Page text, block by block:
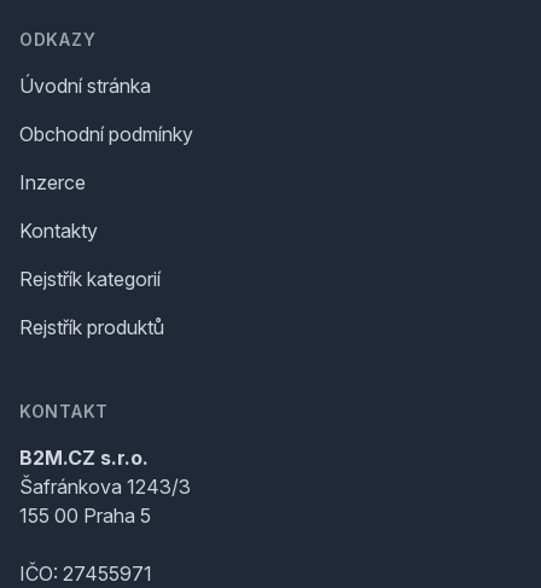
ODKAZY
Úvodní stránka
Obchodní podmínky
Inzerce
Kontakty
Rejstřík kategorií
Rejstřík produktů
KONTAKT
B2M.CZ s.r.o.
Šafránkova 1243/3
155 00 Praha 5
IČO: 27455971